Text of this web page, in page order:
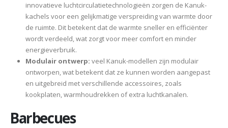
innovatieve luchtcirculatietechnologieën zorgen de Kanuk-
kachels voor een gelijkmatige verspreiding van warmte door
de ruimte. Dit betekent dat de warmte sneller en efficiënter
wordt verdeeld, wat zorgt voor meer comfort en minder
energieverbruik.
Modulair ontwerp: veel Kanuk-modellen zijn modulair
ontworpen, wat betekent dat ze kunnen worden aangepast
en uitgebreid met verschillende accessoires, zoals
kookplaten, warmhoudrekken of extra luchtkanalen.
Barbecues